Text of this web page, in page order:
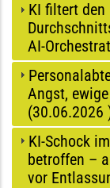
KI filtert den
AI-
Angst,
(30.06.2026
KI-Schock
betroffen –
vor